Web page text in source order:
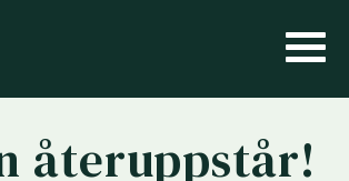
återuppstår!